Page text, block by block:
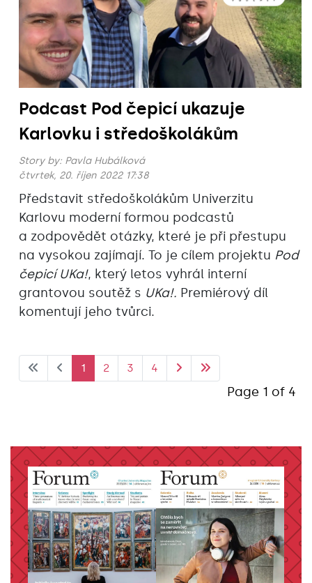
Podcast Pod čepicí ukazuje
Karlovku i středoškolákům
Story by: Pavla Hubálková
čtvrtek, 20. říjen 2022 17:38
Představit středoškolákům Univerzitu
Karlovu moderní formou podcastů
a zodpovědět otázky, které je při přestupu
na vysokou zajímají. To je cílem projektu Pod
čepicí UKa!, který letos vyhrál interní
grantovou soutěž s UKa!. Premiérový díl
komentují jeho tvůrci.
Page 1 of 4
1 2 3 4